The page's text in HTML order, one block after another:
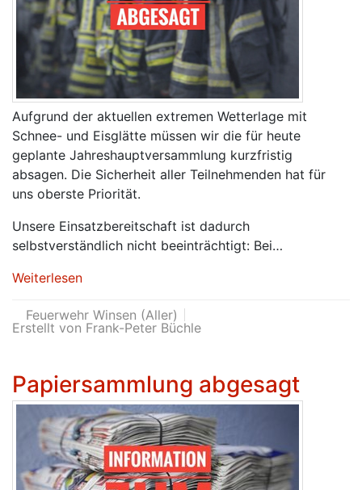
Aufgrund der aktuellen extremen Wetterlage mit
Schnee- und Eisglätte müssen wir die für heute
geplante Jahreshauptversammlung kurzfristig
absagen. Die Sicherheit aller Teilnehmenden hat für
uns oberste Priorität.
Unsere Einsatzbereitschaft ist dadurch
selbstverständlich nicht beeinträchtigt: Bei…
Weiterlesen
Feuerwehr Winsen (Aller)
Erstellt von Frank-Peter Büchle
Papiersammlung abgesagt